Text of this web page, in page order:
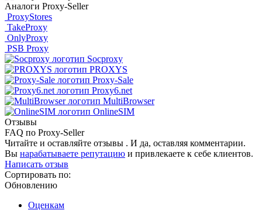
Аналоги Proxy-Seller
ProxyStores
TakeProxy
OnlyProxy
PSB Proxy
Socproxy
PROXYS
Proxy-Sale
Proxy6.net
MultiBrowser
OnlineSIM
Отзывы
FAQ по Proxy-Seller
Читайте и оставляйте отзывы . И да, оставляя комментарии.
Вы нарабатываете репутацию и привлекаете к себе клиентов.
Написать отзыв
Сортировать по:
Обновлению
Оценкам